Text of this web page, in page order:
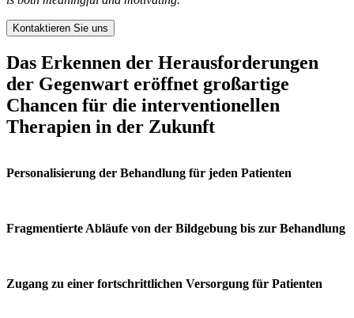
Kontaktieren Sie uns
Das Erkennen der Herausforderungen
der Gegenwart eröffnet großartige
Chancen für die interventionellen
Therapien in der Zukunft
Personalisierung der Behandlung für jeden Patienten
Fragmentierte Abläufe von der Bildgebung bis zur Behandlung
Zugang zu einer fortschrittlichen Versorgung für Patienten